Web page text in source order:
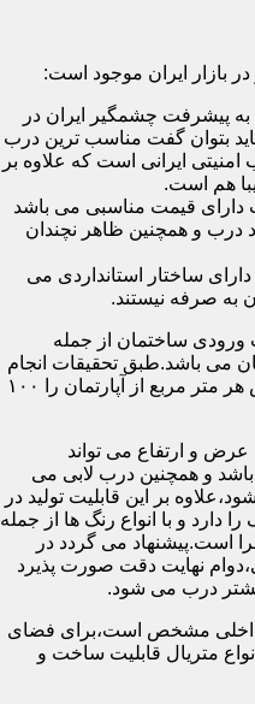
ایران موجود است:
پیشرفت چشمگیر ایران در
بتوان گفت مناسب ترین درب
ایرانی است که علاوه بر
هم است.
قیمت مناسبی می باشد
درب و همچنین ظاهر نچندان
ساختار استانداردی می
به صرفه نیستند.
ورودی ساختمان از جمله
می باشد.طبق تحقیقات انجام
شده،درب لابی لوکس می تواند ارزش هر متر مربع از آپارتمان را ۱۰۰
عرض و ارتفاع می تواند
متر داشته باشد و همچنین درب لابی می
بر این قابلیت تولید در
دارد و با انواع رنگ ها از جمله
است.پیشنهاد می گردد در
نهایت دقت صورت پذیرد
درب می شود.
داخلی مشخص است،برای فضای
متریال قابلیت ساخت و